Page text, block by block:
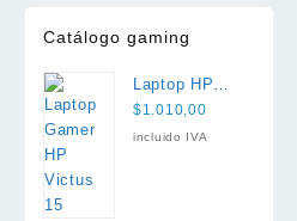
Catálogo gaming
Laptop HP
Victus 15 i5
13420H 16GB
$1.010,00
incluido IVA